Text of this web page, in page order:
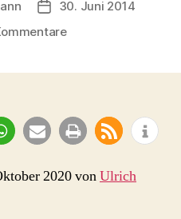
Beitragsdatum
30. Juni 2014
zu
C
2008
2012
2020 vonUlrich